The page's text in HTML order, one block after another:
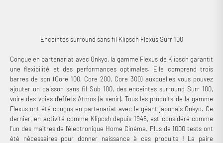
Enceintes surround sans fil Klipsch Flexus Surr 100
Conçue en partenariat avec Onkyo, la gamme Flexus de Klipsch garantit
une flexibilité et des performances optimales. Elle comprend trois
barres de son (Core 100, Core 200, Core 300) auxquelles vous pouvez
ajouter un caisson sans fil Sub 100, des enceintes surround Surr 100,
voire des voies d’effets Atmos (à venir). Tous les produits de la gamme
Flexus ont été conçus en partenariat avec le géant japonais Onkyo. Ce
dernier, en activité comme Klipcsh depuis 1946, est considéré comme
l’un des maîtres de l’électronique Home Cinéma. Plus de 1000 tests ont
été nécessaires pour donner naissance à ces produits ! La paire